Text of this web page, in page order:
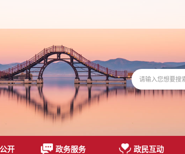
开 政务服务 政民互动